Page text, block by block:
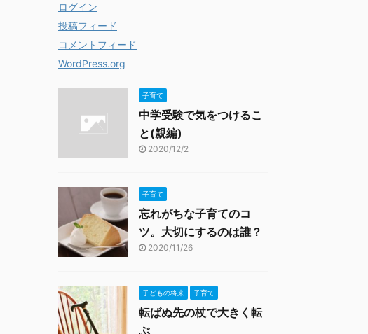
ログイン
投稿フィード
コメントフィード
WordPress.org
子育て
中学受験で気をつけるこ
と(親編)
2020/12/2
子育て
忘れがちな子育てのコ
ツ。大切にするのは誰？
2020/11/26
子どもの将来 子育て
転ばぬ先の杖で大きく転
ぶ